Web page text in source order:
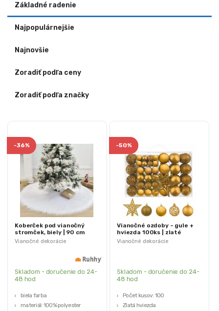
Základné radenie
Najpopulárnejšie
Najnovšie
Zoradiť podľa ceny
Zoradiť podľa značky
Vianočné dekorácie
-36%
Koberček pod vianočný
stromček, biely | 90 cm
Skladom - doručenie do 24-
48 hod
biela farba
materiál: 100% polyester
Vianočné dekorácie
-50%
Vianočné ozdoby – gule +
hviezda 100ks | zlaté
Skladom - doručenie do 24-
48 hod
Počet kusov: 100
Zlatá hviezda